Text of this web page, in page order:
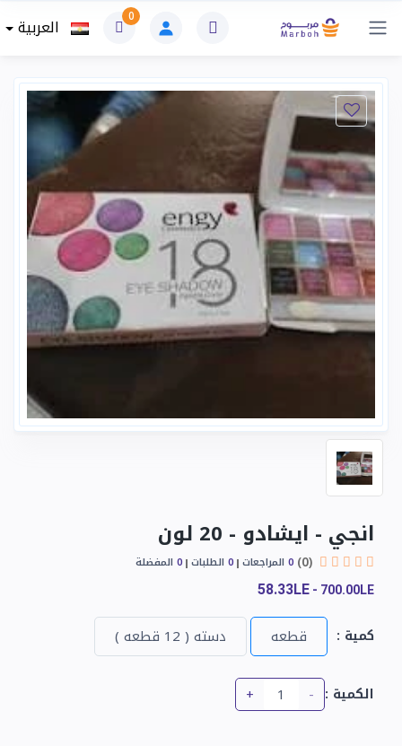
0 العربية
انجي - ايشادو - 20 لون
(0)
0 المراجعات 0 الطلبات 0 المفضلة
58.33LE - 700.00LE
كمية : قطعه دسته ( 12 قطعه )
الكمية : -
+